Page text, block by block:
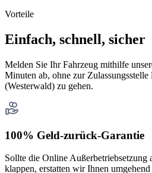
Vorteile
Einfach, schnell, sicher
Melden Sie Ihr Fahrzeug mithilfe
Minuten ab, ohne zur
(Westerwald) zu gehen.
100% Geld-zurück-Garantie
Sollte die Online Außerbetriebsetzung
klappen, erstatten wir Ihnen